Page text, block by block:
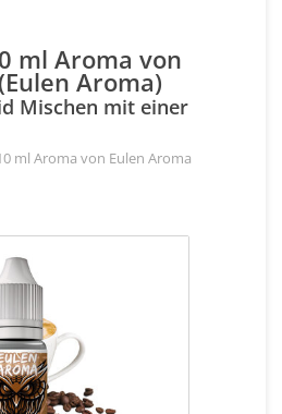
ml Aroma von
Aroma)
Mischen mit einer
ml Aroma von Eulen Aroma